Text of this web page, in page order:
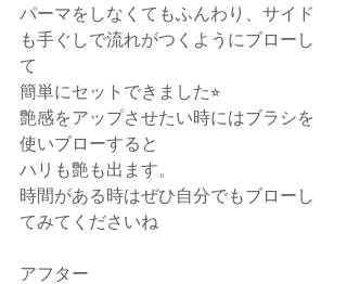
パーマをしなくてもふんわり、サイド
も手ぐしで流れがつくようにブローし
て
簡単にセットできました⭐︎
艶感をアップさせたい時にはブラシを
使いブローすると
ハリも艶も出ます。
時間がある時はぜひ自分でもブローし
てみてくださいね
アフター